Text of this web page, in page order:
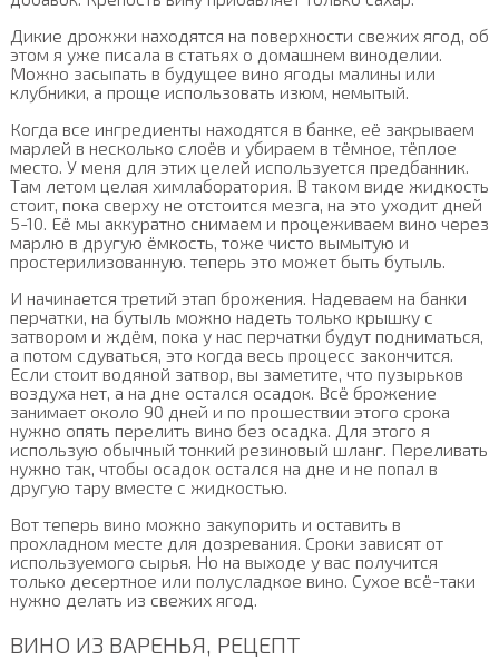
Дикие дрожжи находятся на поверхности свежих ягод, об
этом я уже писала в статьях о домашнем виноделии.
Можно засыпать в будущее вино ягоды малины или
клубники, а проще использовать изюм, немытый.
Когда все ингредиенты находятся в банке, её закрываем
марлей в несколько слоёв и убираем в тёмное, тёплое
место. У меня для этих целей используется предбанник.
Там летом целая химлаборатория. В таком виде жидкость
стоит, пока сверху не отстоится мезга, на это уходит дней
5-10. Её мы аккуратно снимаем и процеживаем вино через
марлю в другую ёмкость, тоже чисто вымытую и
простерилизованную. теперь это может быть бутыль.
И начинается третий этап брожения. Надеваем на банки
перчатки, на бутыль можно надеть только крышку с
затвором и ждём, пока у нас перчатки будут подниматься,
а потом сдуваться, это когда весь процесс закончится.
Если стоит водяной затвор, вы заметите, что пузырьков
воздуха нет, а на дне остался осадок. Всё брожение
занимает около 90 дней и по прошествии этого срока
нужно опять перелить вино без осадка. Для этого я
использую обычный тонкий резиновый шланг. Переливать
нужно так, чтобы осадок остался на дне и не попал в
другую тару вместе с жидкостью.
Вот теперь вино можно закупорить и оставить в
прохладном месте для дозревания. Сроки зависят от
используемого сырья. Но на выходе у вас получится
только десертное или полусладкое вино. Сухое всё-таки
нужно делать из свежих ягод.
ВИНО ИЗ ВАРЕНЬЯ, РЕЦЕПТ